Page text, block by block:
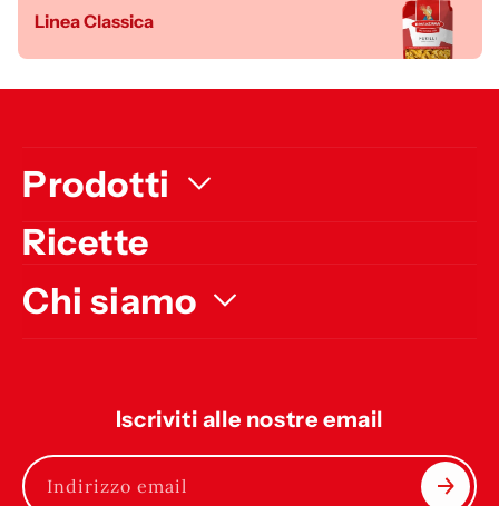
Linea Classica
Prodotti
Ricette
Chi siamo
Iscriviti alle nostre email
Indirizzo email